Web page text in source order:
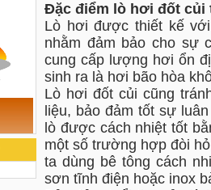
Đặc điểm lò hơi đốt củi
Lò hơi được thiết kế
nhằm đảm bảo cho sự
cung cấp lượng hơi ổn
sinh ra là hơi bão hòa
Lò hơi đốt củi cũng
liệu, bảo đảm tốt sự
lò được cách nhiệt tốt
một số trường hợp đòi
ta dùng bê tông cách
sơn tĩnh điện hoặc inox